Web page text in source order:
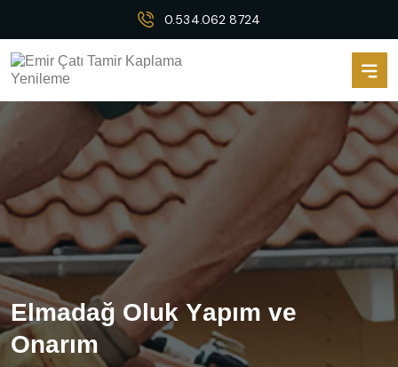
0.534.062 8724
Elmadağ Oluk Yapım ve
Onarım